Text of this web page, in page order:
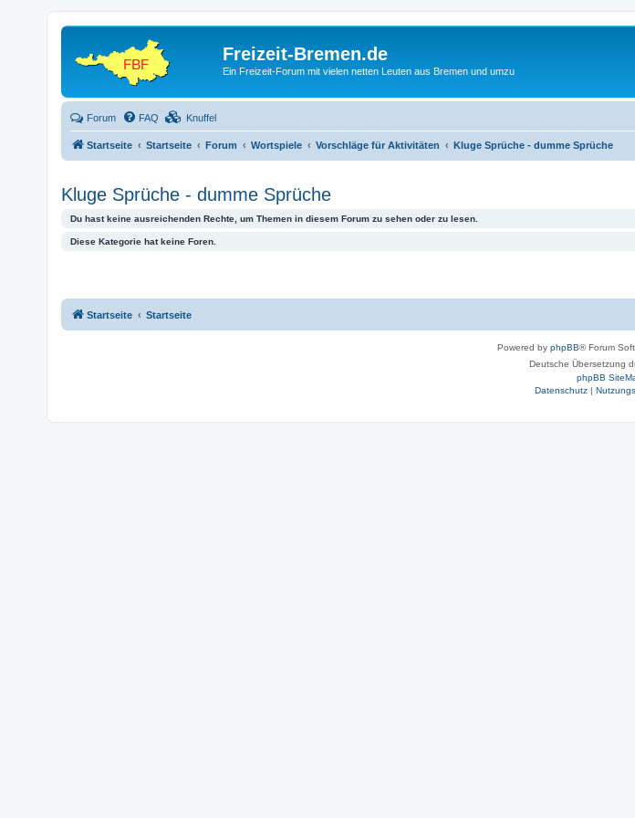
Freizeit-Bremen.de
Ein Freizeit-Forum mit vielen netten Leuten aus Bremen und umzu
Forum FAQ Knuffel
Startseite Startseite Forum Wortspiele Vorschläge für Aktivitäten Kluge Sprüche - dumme Sprüche
Kluge Sprüche - dumme Sprüche
Du hast keine ausreichenden Rechte, um Themen in diesem Forum zu sehen oder zu lesen.
Diese Kategorie hat keine Foren.
Startseite Startseite
Powered by phpBB® Forum
Deutsche Übersetzung
phpBB
Datenschutz|